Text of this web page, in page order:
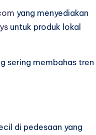
yang menyediakan
untuk produk lokal
sering membahas tren
di pedesaan yang